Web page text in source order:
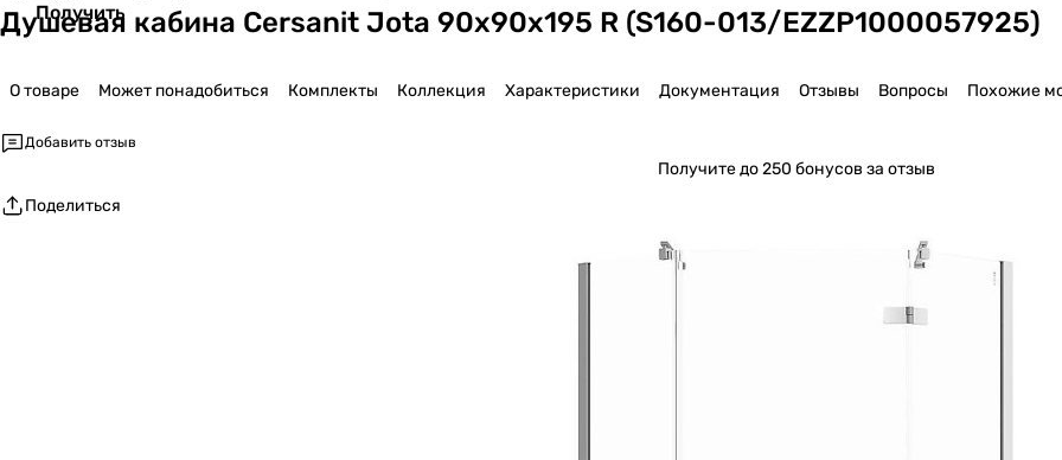
Получить
Душевая кабина Cersanit Jota 90x90x195 R (S160-013/EZZP1000057925)
О товаре Может понадобиться Комплекты Коллекция Характеристики Документация Отзывы Вопросы Похожие
Добавить отзыв
Получитедо 250 бонусов за отзыв
Поделиться